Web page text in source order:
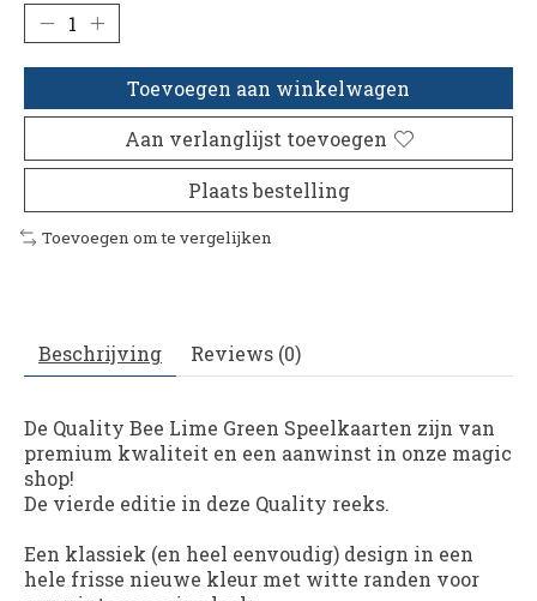
Toevoegen aan winkelwagen
Aan verlanglijst toevoegen
Plaats bestelling
Toevoegen om te vergelijken
Beschrijving Reviews (0)
De Quality Bee Lime Green Speelkaarten zijn van
premium kwaliteit en een aanwinst in onze magic
shop!
De vierde editie in deze Quality reeks.
Een klassiek (en heel eenvoudig) design in een
hele frisse nieuwe kleur met witte randen voor